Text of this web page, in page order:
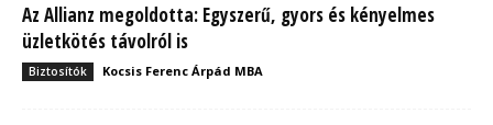
Az Allianz megoldotta: Egyszerű, gyors és kényelmes
üzletkötés távolról is
Biztosítók Kocsis Ferenc Árpád MBA